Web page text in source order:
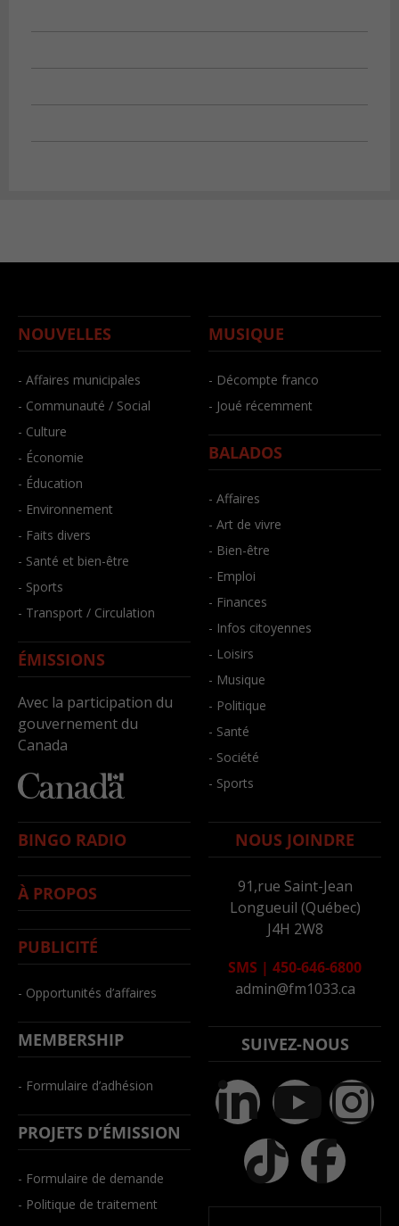
NOUVELLES
- Affaires municipales
- Communauté / Social
- Culture
- Économie
- Éducation
- Environnement
- Faits divers
- Santé et bien-être
- Sports
- Transport / Circulation
ÉMISSIONS
Avec la participation du
gouvernement du
Canada
MUSIQUE
- Décompte franco
- Joué récemment
BALADOS
- Affaires
- Art de vivre
- Bien-être
- Emploi
- Finances
- Infos citoyennes
- Loisirs
- Musique
- Politique
- Santé
- Société
- Sports
BINGO RADIO
À PROPOS
PUBLICITÉ
- Opportunités d’affaires
MEMBERSHIP
- Formulaire d’adhésion
PROJETS D’ÉMISSION
- Formulaire de demande
- Politique de traitement
NOUS JOINDRE
91,rue Saint-Jean
Longueuil (Québec)
J4H 2W8
SMS | 450-646-6800
admin@fm1033.ca
SUIVEZ-NOUS